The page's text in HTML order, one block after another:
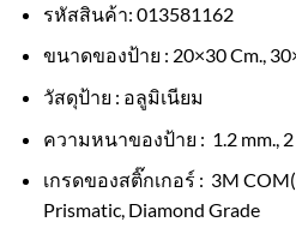
รหัสสินค้า: 013581162
ขนาดของป้าย : 20×30 Cm.,
วัสดุป้าย : อลูมิเนียม
ความหนาของป้าย : 1.2 mm., 2
เกรดของสติ๊กเกอร์ : 3M
Prismatic, Diamond Grade